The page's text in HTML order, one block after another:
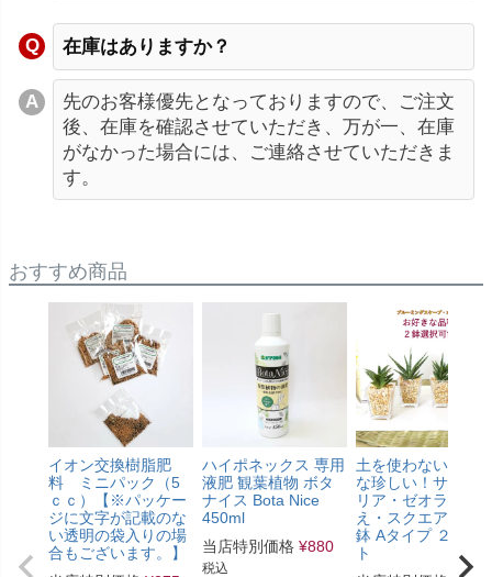
在庫はありますか？
先のお客様優先となっておりますので、ご注文
後、在庫を確認させていただき、万が一、在庫
がなかった場合には、ご連絡させていただきま
す。
おすすめ商品
イオン交換樹脂肥
料 ミニパック（5
ｃｃ）【※パッケー
ジに文字が記載のな
い透明の袋入りの場
合もございます。】
ハイポネックス 専用
液肥 観葉植物 ボタ
ナイス Bota Nice
450ml
当店特別価格 ¥880
税込
土を使わないで清
な珍しい！サンス
リア・ゼオライト
え・スクエアガラ
鉢 Aタイプ ２鉢セ
ト